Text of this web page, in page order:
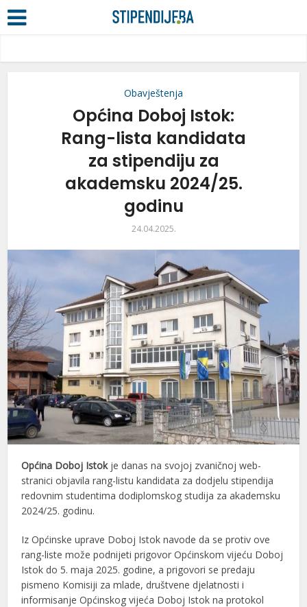
Obavještenja
Općina Doboj Istok:
Rang-lista kandidata
za stipendiju za
akademsku 2024/25.
godinu
24.04.2025.
Općina Doboj Istokje danas na svojoj zvaničnoj web-
stranici objavila rang-listu kandidata za dodjelu stipendija
redovnim studentima dodiplomskog studija za akademsku
2024/25. godinu.
Iz Općinske uprave Doboj Istok navode da se protiv ove
rang-liste može podnijeti prigovor Općinskom vijeću Doboj
Istok do 5. maja 2025. godine, a prigovori se predaju
pismeno Komisiji za mlade, društvene djelatnosti i
informisanje Općinskog vijeća Doboj Istok na protokol